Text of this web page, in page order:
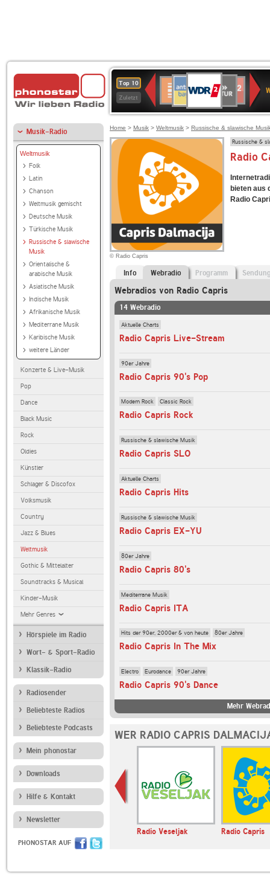
Top 10
Zuletzt
Deutschlandfunk
90er
OLDIE
ANTENNE
4
KLASSIK
Deutschlandfunk
KulturBAYERN
2
Kultur
NDR
2
Musik-Radio
Weltmusik
Folk
Latin
Chanson
Weltmusik gemischt
Deutsche Musik
Türkische Musik
Russische & slawische
Musik
Orientalische &
arabische Musik
Asiatische Musik
Indische Musik
Afrikanische Musik
Mediterrane Musik
Karibische Musik
weitere Länder
Konzerte & Live-Musik
Pop
Dance
Black Music
Rock
Oldies
Künstler
Schlager & Discofox
Volksmusik
Country
Jazz & Blues
Weltmusik
Gothic & Mittelalter
Soundtracks & Musical
Kinder-Musik
Mehr Genres
Hörspiele im Radio
Wort- & Sport-Radio
Klassik-Radio
Radiosender
Beliebteste Radios
Beliebteste Podcasts
Mein phonostar
Downloads
Hilfe & Kontakt
Newsletter
PHONOSTAR AUF
Home > Musik > Weltmusik > Russische & slawische
© Radio Capris
Russische &
Radio
bieten aus
Radio
Info Webradio Programm
Webradios von Radio Capris
14 Webradio
Aktuelle Charts
Radio Capris Live-Stream
90er Jahre
Radio Capris 90's Pop
Modern Rock Classic Rock
Radio Capris Rock
Russische & slawische Musik
Radio Capris SLO
Aktuelle Charts
Radio Capris Hits
Russische & slawische Musik
Radio Capris EX-YU
80er Jahre
Radio Capris 80's
Mediterrane Musik
Radio Capris ITA
Hits der 90er, 2000er & von heute 80er Jahre
Radio Capris In The Mix
Electro Eurodance 90er Jahre
Radio Capris 90's Dance
Mehr
WER RADIO CAPRIS
Radio Veseljak Radio Capris